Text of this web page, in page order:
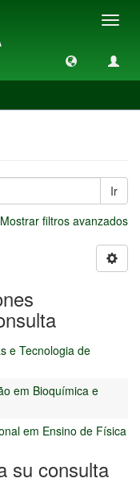
Ir
Mostrar filtros avanzados
e Tecnologia de
em Bioquímica e
em Ensino de Física
su consulta